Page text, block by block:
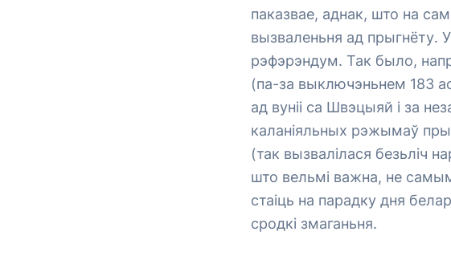
паказвае, аднак, што на
вызваленьня ад прыгнёту.
рэфэрэндум. Так было,
(па-за выключэньнем 183
ад вуніі са Швэцыяй і за
каланіяльных рэжымаў
(так вызвалілася безьліч
што вельмі важна, не
стаіць на парадку дня
сродкі змаганьня.